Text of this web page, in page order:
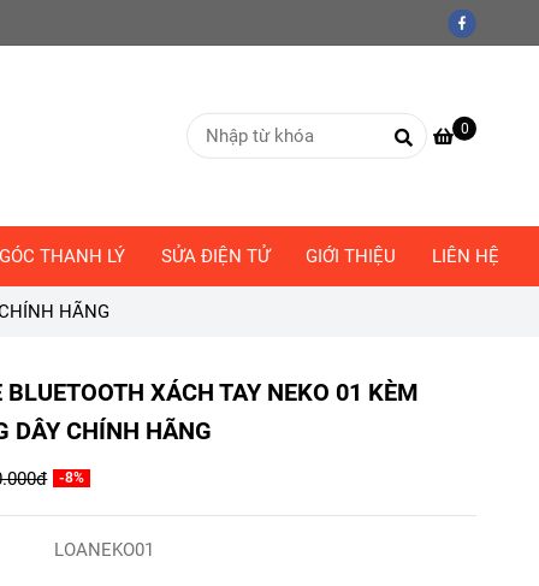
0
GÓC THANH LÝ SỬA ĐIỆN TỬ GIỚI THIỆU LIÊN HỆ
HÃNG
BLUETOOTH XÁCH TAY NEKO 01 KÈM
DÂY CHÍNH HÃNG
-8%
LOANEKO01